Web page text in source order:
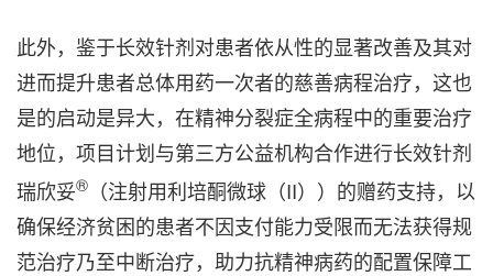
此外，鉴于长效针剂对患者依从性的显著改善及其对
进而提升患者总体用药一次者的慈善病程治疗，这也
是的启动是异大，在精神分裂症全病程中的重要治疗
地位，项目计划与第三方公益机构合作进行长效针剂
瑞欣妥® （注射用利培酮微球（II））的赠药支持，以
确保经济贫困的患者不因支付能力受限而无法获得规
范治疗乃至中断治疗，助力抗精神病药的配置保障工